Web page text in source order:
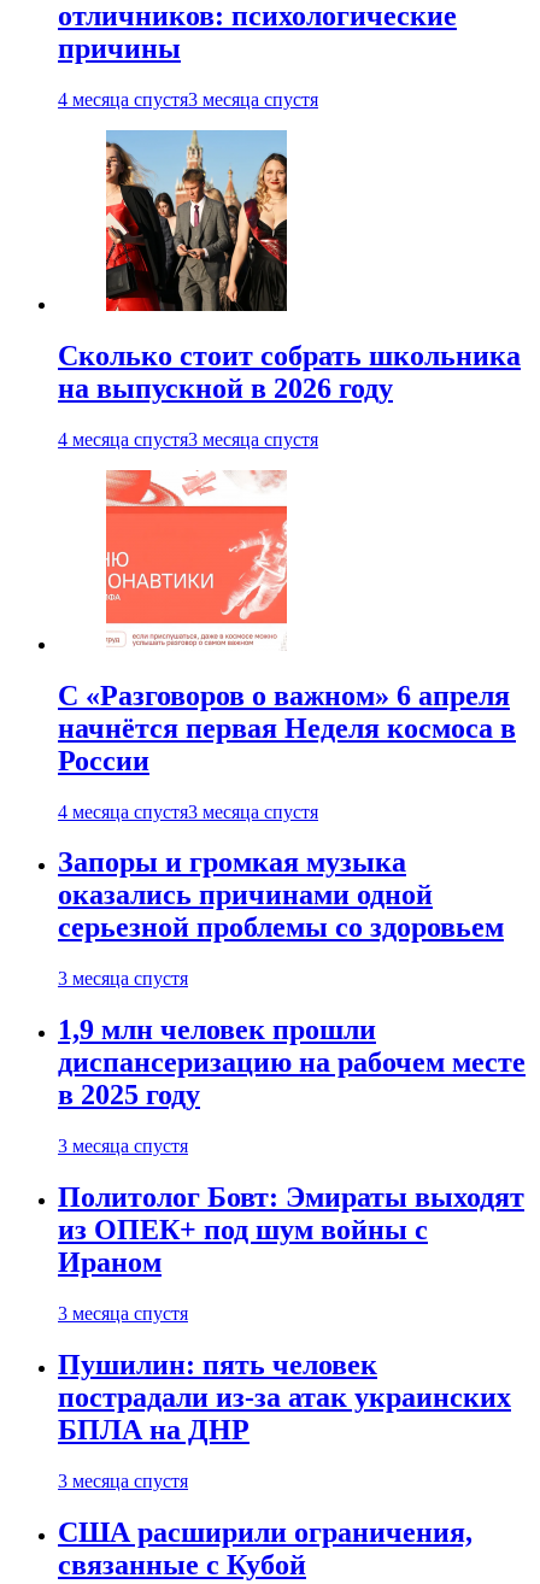
отличников: психологические
причины
4 месяца спустя3 месяца спустя
Сколько стоит собрать школьника
на выпускной в 2026 году
4 месяца спустя3 месяца спустя
С «Разговоров о важном» 6 апреля
начнётся первая Неделя космоса в
России
4 месяца спустя3 месяца спустя
Запоры и громкая музыка
оказались причинами одной
серьезной проблемы со здоровьем
3 месяца спустя
1,9 млн человек прошли
диспансеризацию на рабочем месте
в 2025 году
3 месяца спустя
Политолог Бовт: Эмираты выходят
из ОПЕК+ под шум войны с
Ираном
3 месяца спустя
Пушилин: пять человек
пострадали из-за атак украинских
БПЛА на ДНР
3 месяца спустя
США расширили ограничения,
связанные с Кубой